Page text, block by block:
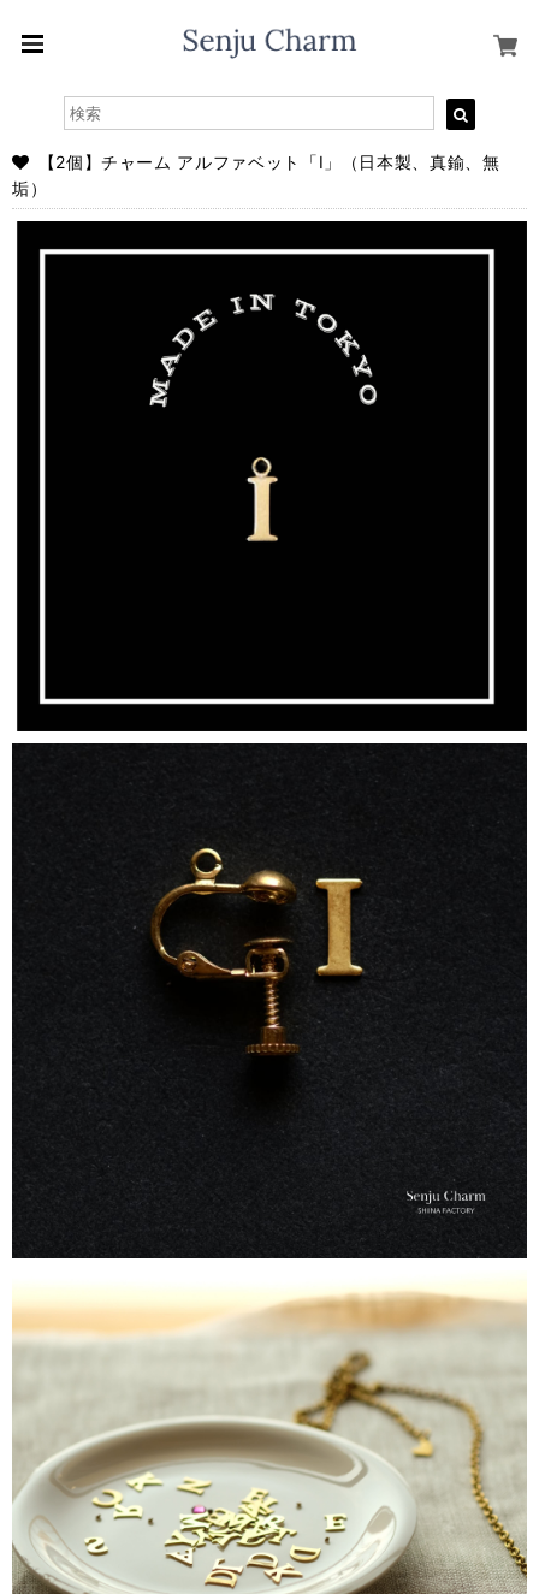
【2個】チャーム アルファベット「I」（日本製、真鍮、無
垢）